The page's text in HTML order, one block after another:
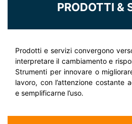
PRODOTTI &
Prodotti e servizi convergono
interpretare il cambiamento e
Strumenti per innovare o
lavoro, con l’attenzione costante
e semplificarne l’uso.